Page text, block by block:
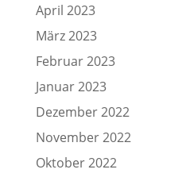
April 2023
März 2023
Februar 2023
Januar 2023
Dezember 2022
November 2022
Oktober 2022